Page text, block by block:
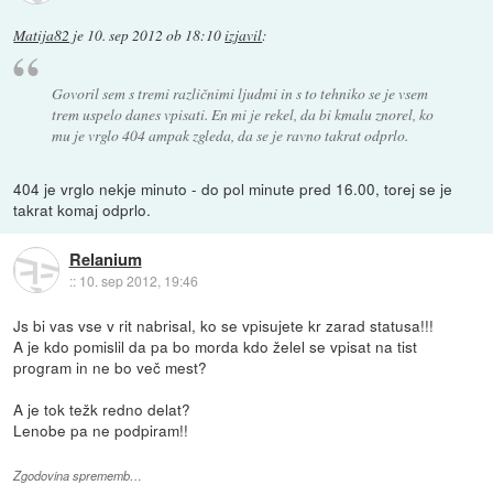
Matija82 je 10. sep 2012 ob 18:10izjavil:
Govoril sem s tremi različnimi ljudmi in s to tehniko se je vsem
trem uspelo danes vpisati. En mi je rekel, da bi kmalu znorel, ko
mu je vrglo 404 ampak zgleda, da se je ravno takrat odprlo.
404 je vrglo nekje minuto - do pol minute pred 16.00, torej se je
takrat komaj odprlo.
Relanium
:: 10. sep 2012, 19:46
Js bi vas vse v rit nabrisal, ko se vpisujete kr zarad statusa!!!
A je kdo pomislil da pa bo morda kdo želel se vpisat na tist
program in ne bo več mest?
A je tok težk redno delat?
Lenobe pa ne podpiram!!
Zgodovina sprememb…